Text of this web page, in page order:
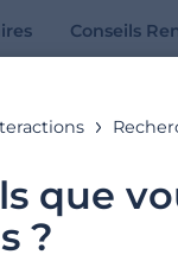
Conseils
Aide
les
que
?